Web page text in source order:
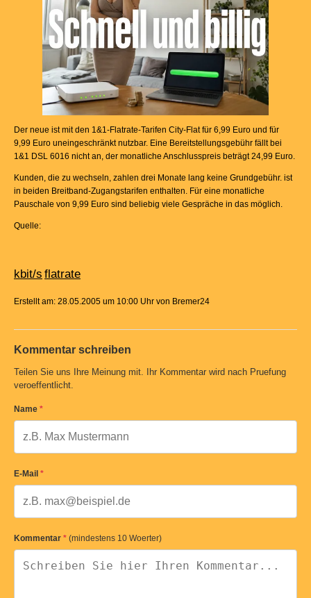
Der neue ist mit den 1&1-Flatrate-Tarifen City-Flat für 6,99 Euro und für
9,99 Euro uneingeschränkt nutzbar. Eine Bereitstellungsgebühr fällt bei
1&1 DSL 6016 nicht an, der monatliche Anschlusspreis beträgt 24,99 Euro.
Kunden, die zu wechseln, zahlen drei Monate lang keine Grundgebühr. ist
in beiden Breitband-Zugangstarifen enthalten. Für eine monatliche
Pauschale von 9,99 Euro sind beliebig viele Gespräche in das möglich.
Quelle:
kbit/s flatrate
Erstellt am: 28.05.2005 um 10:00 Uhr von Bremer24
Kommentar schreiben
Teilen Sie uns Ihre Meinung mit. Ihr Kommentar wird nach Pruefung
veroeffentlicht.
Name *
E-Mail *
Kommentar * (mindestens 10 Woerter)